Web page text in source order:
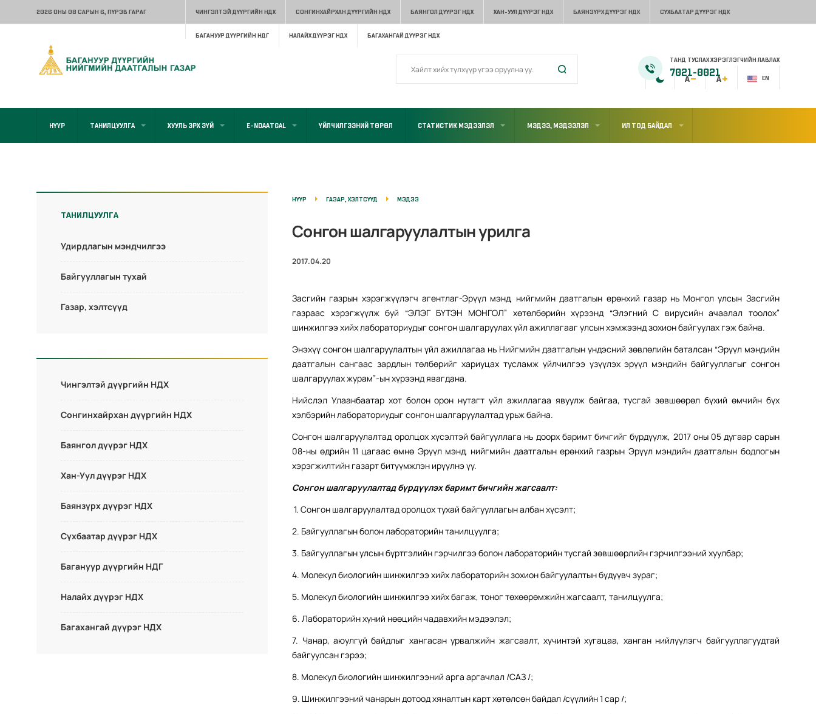
2026 ОНЫ 08 САРЫН 6, ПҮРЭВ ГАРАГ ЧИНГЭЛТЭЙ ДҮҮРГИЙН НДХ СОНГИНХАЙРХАН ДҮҮРГИЙН НДХ БАЯНГОЛ ДҮҮРЭГ НДХ ХАН-УУЛ ДҮҮРЭГ НДХ БАЯНЗҮРХ ДҮҮРЭГ НДХ СҮХБААТАР ДҮҮРЭГ НДХ
БАГАНУУР ДҮҮРГИЙН НДГ НАЛАЙХ ДҮҮРЭГ НДХ БАГАХАНГАЙ ДҮҮРЭГ НДХ
EN
ТАНД ТУСЛАХ ХЭРЭГЛЭГЧИЙН ЛАВЛАХ
7021-0021
НҮҮР ТАНИЛЦУУЛГА ХУУЛЬ ЭРХ ЗҮЙ E-NDAATGAL ҮЙЛЧИЛГЭЭНИЙ ТӨРӨЛ СТАТИСТИК МЭДЭЭЛЭЛ МЭДЭЭ, МЭДЭЭЛЭЛ ИЛ ТОД БАЙДАЛ
ТАНИЛЦУУЛГА
Удирдлагын мэндчилгээ
Байгууллагын тухай
Газар, хэлтсүүд
Чингэлтэй дүүргийн НДХ
Сонгинхайрхан дүүргийн НДХ
Баянгол дүүрэг НДХ
Хан-Уул дүүрэг НДХ
Баянзүрх дүүрэг НДХ
Сүхбаатар дүүрэг НДХ
Багануур дүүргийн НДГ
Налайх дүүрэг НДХ
Багахангай дүүрэг НДХ
НҮҮР ГАЗАР, ХЭЛТСҮҮД МЭДЭЭ
Сонгон шалгаруулалтын урилга
2017.04.20
Засгийн газрын хэрэгжүүлэгч агентлаг-Эрүүл мэнд, нийгмийн даатгалын ерөнхий газар нь Монгол улсын Засгийн
газраас хэрэгжүүлж буй “ЭЛЭГ БҮТЭН МОНГОЛ” хөтөлбөрийн хүрээнд “Элэгний С вирусийн ачаалал тоолох”
шинжилгээ хийх лабораториудыг сонгон шалгаруулах үйл ажиллагааг улсын хэмжээнд зохион байгуулах гэж байна.
Энэхүү сонгон шалгаруулалтын үйл ажиллагаа нь Нийгмийн даатгалын үндэсний зөвлөлийн баталсан “Эрүүл мэндийн
даатгалын сангаас зардлын төлбөрийг хариуцах тусламж үйлчилгээ үзүүлэх эрүүл мэндийн байгууллагыг сонгон
шалгаруулах журам”-ын хүрээнд явагдана.
Нийслэл Улаанбаатар хот болон орон нутагт үйл ажиллагаа явуулж байгаа, тусгай зөвшөөрөл бүхий өмчийн бүх
хэлбэрийн лабораториудыг сонгон шалгаруулалтад урьж байна.
Сонгон шалгаруулалтад оролцох хүсэлтэй байгууллага нь доорх баримт бичгийг бүрдүүлж, 2017 оны 05 дугаар сарын
08-ны өдрийн 11 цагаас өмнө Эрүүл мэнд, нийгмийн даатгалын ерөнхий газрын Эрүүл мэндийн даатгалын бодлогын
хэрэгжилтийн газарт битүүмжлэн ирүүлнэ үү.
Сонгон шалгаруулалтад бүрдүүлэх баримт бичгийн жагсаалт:
1. Сонгон шалгаруулалтад оролцох тухай байгууллагын албан хүсэлт;
2. Байгууллагын болон лабораторийн танилцуулга;
3. Байгууллагын улсын бүртгэлийн гэрчилгээ болон лабораторийн тусгай зөвшөөрлийн гэрчилгээний хуулбар;
4. Молекул биологийн шинжилгээ хийх лабораторийн зохион байгуулалтын бүдүүвч зураг;
5. Молекул биологийн шинжилгээ хийх багаж, тоног төхөөрөмжийн жагсаалт, танилцуулга;
6. Лабораторийн хүний нөөцийн чадавхийн мэдээлэл;
7. Чанар, аюулгүй байдлыг хангасан урвалжийн жагсаалт, хүчинтэй хугацаа, ханган нийлүүлэгч байгууллагуудтай
байгуулсан гэрээ;
8. Молекул биологийн шинжилгээний арга аргачлал /САЗ /;
9. Шинжилгээний чанарын дотоод хяналтын карт хөтөлсөн байдал /сүүлийн 1 сар /;